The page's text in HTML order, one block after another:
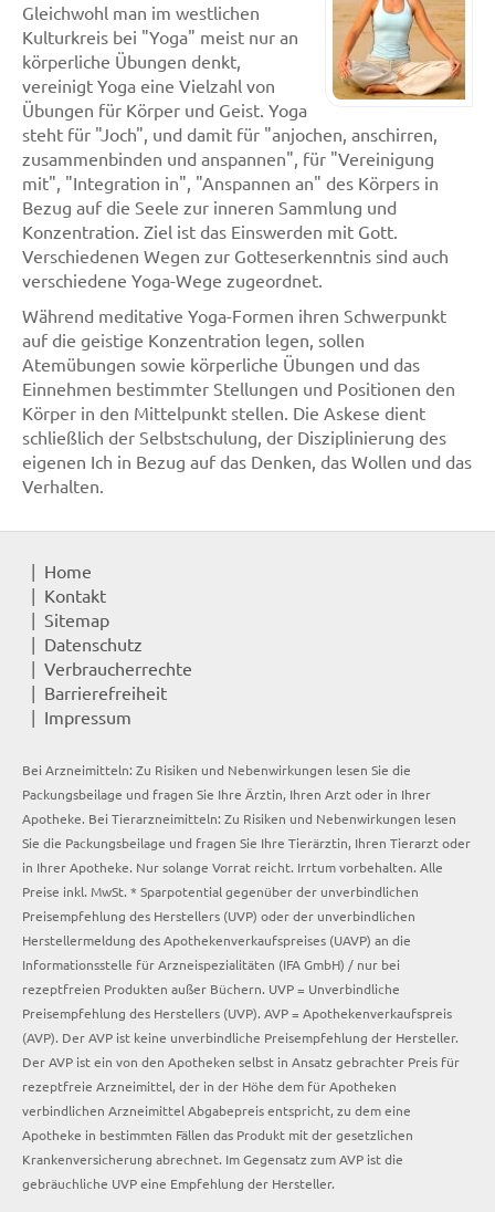
Gleichwohl man im westlichen
Kulturkreis bei "Yoga" meist nur an
körperliche Übungen denkt,
vereinigt Yoga eine Vielzahl von
Übungen für Körper und Geist. Yoga
steht für "Joch", und damit für "anjochen, anschirren,
zusammenbinden und anspannen", für "Vereinigung
mit", "Integration in", "Anspannen an" des Körpers in
Bezug auf die Seele zur inneren Sammlung und
Konzentration. Ziel ist das Einswerden mit Gott.
Verschiedenen Wegen zur Gotteserkenntnis sind auch
verschiedene Yoga-Wege zugeordnet.
Während meditative Yoga-Formen ihren Schwerpunkt
auf die geistige Konzentration legen, sollen
Atemübungen sowie körperliche Übungen und das
Einnehmen bestimmter Stellungen und Positionen den
Körper in den Mittelpunkt stellen. Die Askese dient
schließlich der Selbstschulung, der Disziplinierung des
eigenen Ich in Bezug auf das Denken, das Wollen und das
Verhalten.
Home
Kontakt
Sitemap
Datenschutz
Verbraucherrechte
Barrierefreiheit
Impressum
Bei Arzneimitteln: Zu Risiken und Nebenwirkungen lesen Sie die
Packungsbeilage und fragen Sie Ihre Ärztin, Ihren Arzt oder in Ihrer
Apotheke. Bei Tierarzneimitteln: Zu Risiken und Nebenwirkungen lesen
Sie die Packungsbeilage und fragen Sie Ihre Tierärztin, Ihren Tierarzt oder
in Ihrer Apotheke. Nur solange Vorrat reicht. Irrtum vorbehalten. Alle
Preise inkl. MwSt. * Sparpotential gegenüber der unverbindlichen
Preisempfehlung des Herstellers (UVP) oder der unverbindlichen
Herstellermeldung des Apothekenverkaufspreises (UAVP) an die
Informationsstelle für Arzneispezialitäten (IFA GmbH) / nur bei
rezeptfreien Produkten außer Büchern. UVP = Unverbindliche
Preisempfehlung des Herstellers (UVP). AVP = Apothekenverkaufspreis
(AVP). Der AVP ist keine unverbindliche Preisempfehlung der Hersteller.
Der AVP ist ein von den Apotheken selbst in Ansatz gebrachter Preis für
rezeptfreie Arzneimittel, der in der Höhe dem für Apotheken
verbindlichen Arzneimittel Abgabepreis entspricht, zu dem eine
Apotheke in bestimmten Fällen das Produkt mit der gesetzlichen
Krankenversicherung abrechnet. Im Gegensatz zum AVP ist die
gebräuchliche UVP eine Empfehlung der Hersteller.